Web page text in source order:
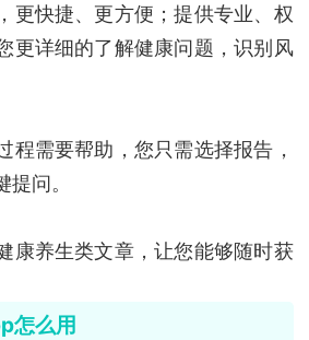
更快捷、更方便；提供专业、权
更详细的了解健康问题，识别风
程需要帮助，您只需选择报告，
问。
康养生类文章，让您能够随时获
怎么用